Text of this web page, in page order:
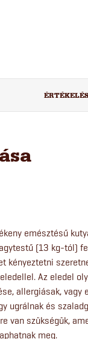
emésztésű
(13 kg-tól)
kényeztetni
Az eledel
allergiásak, vagy
ugrálnak és
van szükségük,
meg.